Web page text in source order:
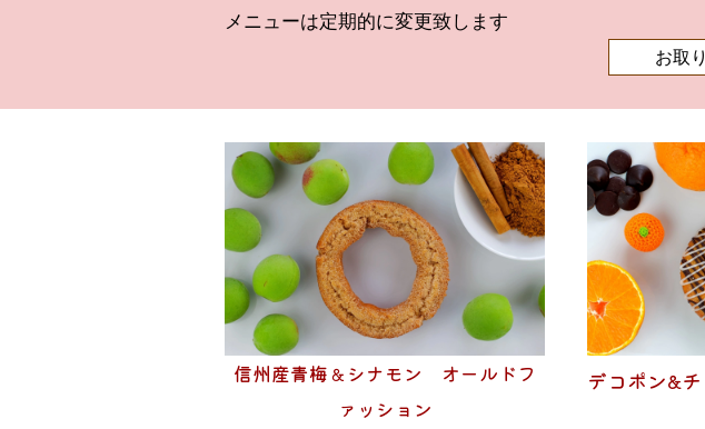
メニューは定期的に変更致します
お取
信州産青梅＆シナモン オールドフ
ァッション
デコポン&